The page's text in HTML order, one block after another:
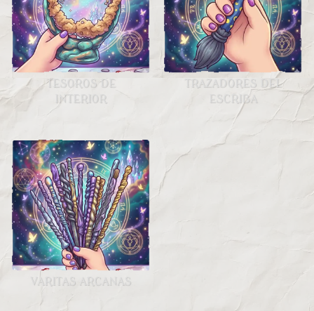
TESOROS DE
INTERIOR
TRAZADORES DEL
ESCRIBA
VARITAS ARCANAS